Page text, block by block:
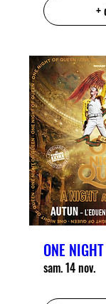
+
ONE
sam. 14 nov.